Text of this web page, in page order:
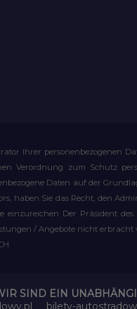
Ihrer personenbezogenen
Verordnung zum Schutz
Daten auf der
haben Sie das Recht, den
Der Präsident
/ Angebote nicht erbracht
SIND EIN
bilety-